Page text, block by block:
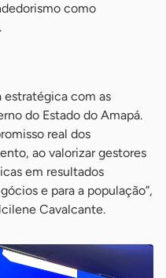
como
estratégica com as
do Estado do Amapá.
real dos
ao valorizar gestores
em resultados
e para a população”,
Cavalcante.